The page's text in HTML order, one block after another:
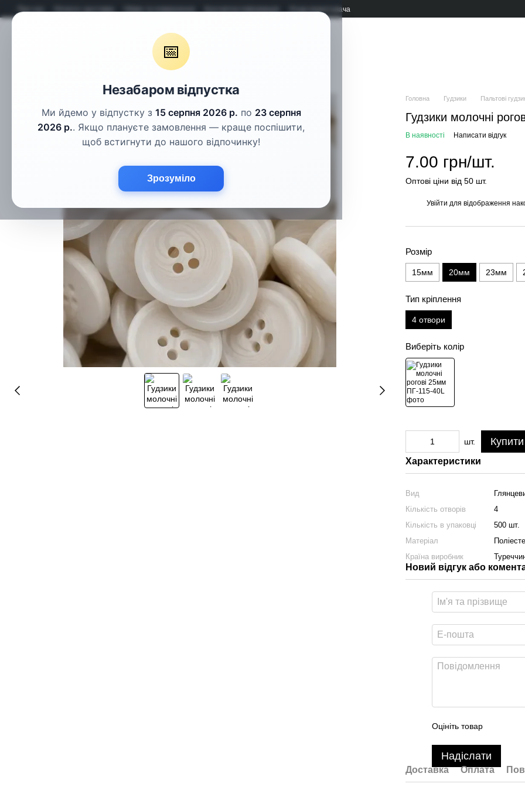
📅
Незабаром відпустка
Ми йдемо у відпустку з 15 серпня 2026 р. по 23 серпня
2026 р.. Якщо плануєте замовлення — краще поспішити,
щоб встигнути до нашого відпочинку!
Зрозуміло
Про нас Оплата і доставка Обмін та повернення Контактна інформація Угода користувача
Гудзики Шнури
Головна Гудзики Пальтові
Гудзики молочні
В наявності Написати відгук
7.00 грн/шт.
Оптові ціни від 50 шт.
Увійти для відображення
Розмір
15мм 20мм 23мм
Тип кріплення
4 отвори
Виберіть колір
шт. Купити
Характеристики
Вид
Кількість отворів
4
Кількість в упаковці
500 шт.
Матеріал
Країна виробник
Новий відгук або
Оцініть товар
Надіслати
Доставка Оплата